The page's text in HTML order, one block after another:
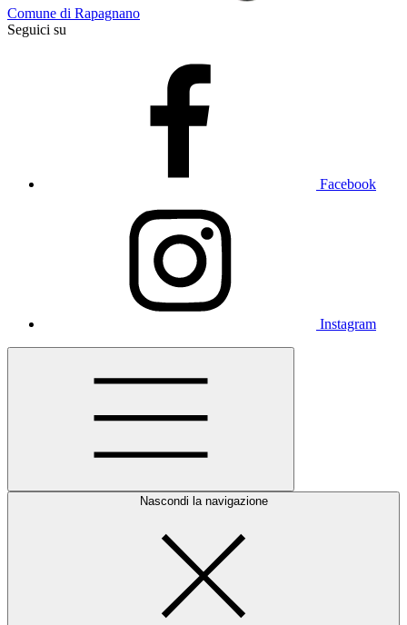
Comune di Rapagnano
Seguici su
Facebook
Instagram
Nascondi la navigazione